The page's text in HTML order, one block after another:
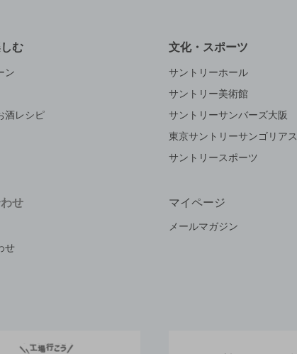
む
ン
酒レシピ
文化・スポーツ
サントリーホール
サントリー美術館
サントリーサンバーズ大阪
東京サントリーサンゴリアス
サントリースポーツ
せ
せ
マイページ
メールマガジン